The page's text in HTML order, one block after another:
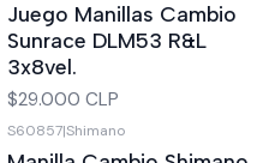
Juego Manillas Cambio
Sunrace DLM53 R&L
3x8vel.
$29.000 CLP
S60857|Shimano